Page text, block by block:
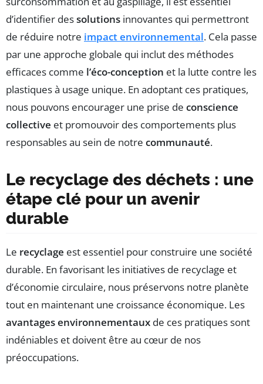
d’identifier dessolutions innovantes qui permettront
de réduire notre impact environnemental. Cela passe
par une approche globale qui inclut des méthodes
efficaces comme l’éco-conception et la lutte contre les
plastiques à usage unique. En adoptant ces pratiques,
nous pouvons encourager une prise de conscience
collective et promouvoir des comportements plus
responsables au sein de notre communauté.
Le recyclage des déchets : une
étape clé pour un avenir
durable
Le recyclage est essentiel pour construire une société
durable. En favorisant les initiatives de recyclage et
d’économie circulaire, nous préservons notre planète
tout en maintenant une croissance économique. Les
avantages environnementaux de ces pratiques sont
indéniables et doivent être au cœur de nos
préoccupations.